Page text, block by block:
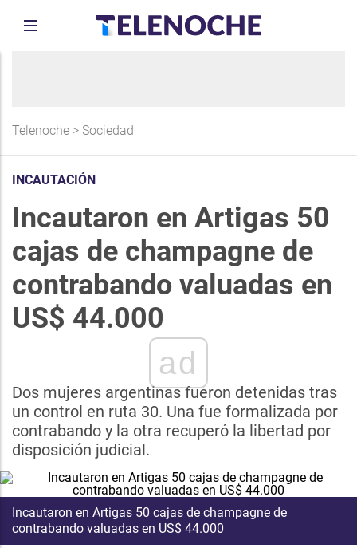
Telenoche > Sociedad
INCAUTACIÓN
Incautaron en Artigas 50
cajas de champagne de
contrabando valuadas en
US$ 44.000
ad
Dos mujeres argentinas fueron detenidas tras
un control en ruta 30. Una fue formalizada por
contrabando y la otra recuperó la libertad por
disposición judicial.
Incautaron en Artigas 50 cajas de champagne de
contrabando valuadas en US$ 44.000